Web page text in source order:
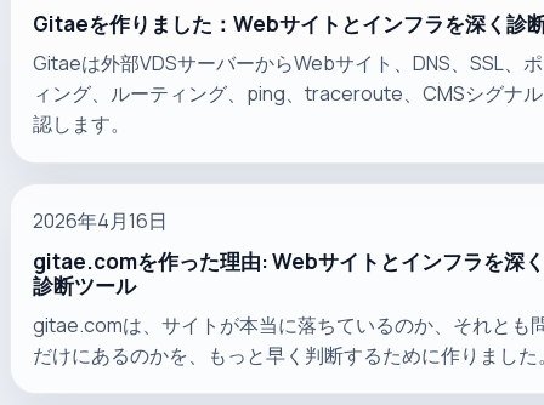
Gitaeを作りました：Webサイトとインフラを深く診
Gitaeは外部VDSサーバーからWebサイト、DNS、SSL、
ィング、ルーティング、ping、traceroute、CMSシグナ
認します。
2026年4月16日
gitae.comを作った理由: Webサイトとインフラを深
診断ツール
gitae.comは、サイトが本当に落ちているのか、それとも
だけにあるのかを、もっと早く判断するために作りました